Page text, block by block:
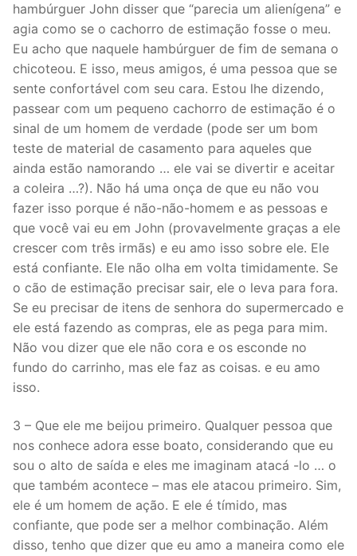
hambúrguer John disser que “parecia um alienígena” e
agia como se o cachorro de estimação fosse o meu.
Eu acho que naquele hambúrguer de fim de semana o
chicoteou. E isso, meus amigos, é uma pessoa que se
sente confortável com seu cara. Estou lhe dizendo,
passear com um pequeno cachorro de estimação é o
sinal de um homem de verdade (pode ser um bom
teste de material de casamento para aqueles que
ainda estão namorando … ele vai se divertir e aceitar
a coleira …?). Não há uma onça de que eu não vou
fazer isso porque é não-não-homem e as pessoas e
que você vai eu em John (provavelmente graças a ele
crescer com três irmãs) e eu amo isso sobre ele. Ele
está confiante. Ele não olha em volta timidamente. Se
o cão de estimação precisar sair, ele o leva para fora.
Se eu precisar de itens de senhora do supermercado e
ele está fazendo as compras, ele as pega para mim.
Não vou dizer que ele não cora e os esconde no
fundo do carrinho, mas ele faz as coisas. e eu amo
isso.
3 – Que ele me beijou primeiro. Qualquer pessoa que
nos conhece adora esse boato, considerando que eu
sou o alto de saída e eles me imaginam atacá -lo … o
que também acontece – mas ele atacou primeiro. Sim,
ele é um homem de ação. E ele é tímido, mas
confiante, que pode ser a melhor combinação. Além
disso, tenho que dizer que eu amo a maneira como ele